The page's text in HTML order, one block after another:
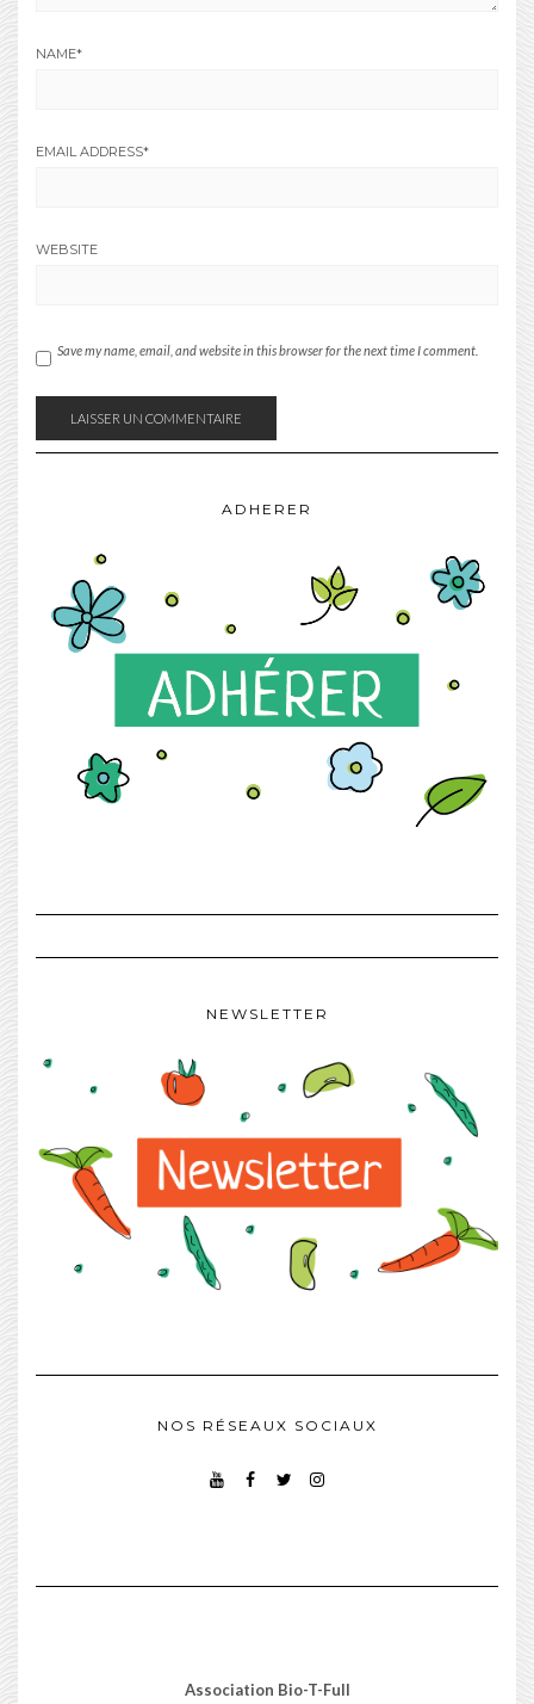
NAME*
EMAIL ADDRESS*
WEBSITE
Save my name, email, and website in this browser for the next time I comment.
ADHERER
NEWSLETTER
NOS RÉSEAUX SOCIAUX
Association Bio-T-Full